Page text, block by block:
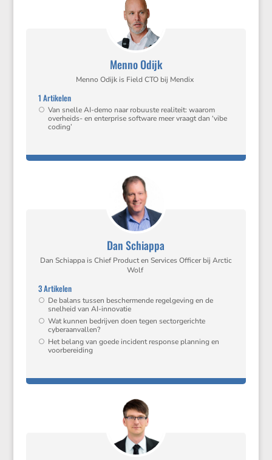
Menno Odijk
1 Artikelen
Menno Odijk is Field CTO bij Mendix
Van snelle AI-demo naar robuuste reali­teit: waarom
overheids- en enter­prise software meer vraagt dan ‘vibe
coding’
Dan Schiappa
3 Artikelen
Dan Schiappa is Chief Product en Services Officer bij Arctic
Wolf
De balans tussen bescher­mende regel­ge­ving en de
snelheid van AI-innovatie
Wat kunnen bedrijven doen tegen sector­ge­richte
cyberaanvallen?
Het belang van goede incident response planning en
voorbereiding